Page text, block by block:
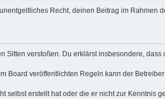
Recht, deinen Beitrag im Rahmen
verstoßen. Du erklärst insbesondere,
Board veröffentlichten Regeln kann der
selbst erstellt hat oder die er nicht zur Kenntnis